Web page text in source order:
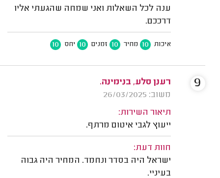
ענה לכל השאלות ואני שמחה שהגעתי אליו
דרככם.
איכות 10 מחיר 10 זמנים 10 יחס 10
רענן סלע, בנימינה.
משוב: 26/03/2025
תיאור השירות:
ייעוץ לגבי איטום מרתף.
חוות דעת:
ישראל היה בסדר ונחמד. המחיר היה גבוה
בעיניי.
9